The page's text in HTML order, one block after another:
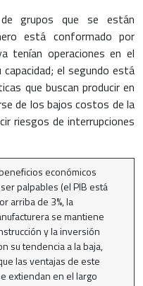
grupos que se están
está conformado por
tenían operaciones en el
el segundo está
que buscan producir en
de los bajos costos de la
riesgos de interrupciones
económicos
palpables (el PIB está
arriba de 3%, la
se mantiene
y la inversión
su tendencia a la baja,
las ventajas de este
extiendan en el largo